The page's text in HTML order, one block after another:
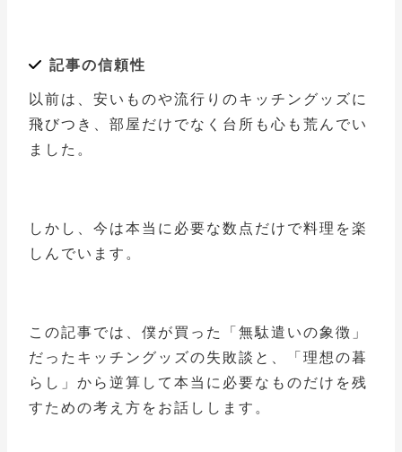
記事の信頼性
以前は、安いものや流行りのキッチングッズに
飛びつき、部屋だけでなく台所も心も荒んでい
ました。
しかし、今は本当に必要な数点だけで料理を楽
しんでいます。
この記事では、僕が買った「無駄遣いの象徴」
だったキッチングッズの失敗談と、「理想の暮
らし」から逆算して本当に必要なものだけを残
すための考え方をお話しします。